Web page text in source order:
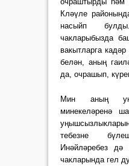
Кләүле
насыйп
чакларыбызда
вакытларга
белән, аның
да, очрашып,
Мин аның
минекеләренә
тебезне
Инәйләребез дә
чакларында гел